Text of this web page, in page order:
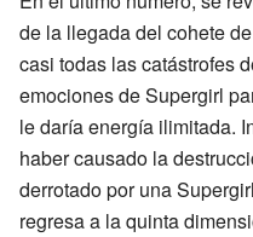
de la llegada del cohete
casi todas las catástrofes
emociones de Supergirl
le daría energía ilimitada.
haber causado la
derrotado por una
regresa a la quinta